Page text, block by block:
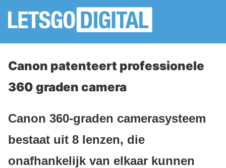
Canon patenteert professionele
360 graden camera
Canon 360-graden camerasysteem
bestaat uit 8 lenzen, die
onafhankelijk van elkaar kunnen